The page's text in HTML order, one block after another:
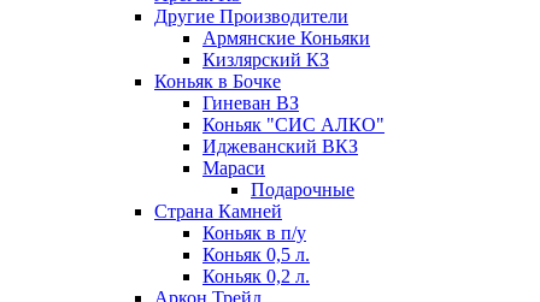
Другие Производители
Армянские Коньяки
Кизлярский КЗ
Коньяк в Бочке
Гиневан ВЗ
Коньяк "СИС АЛКО"
Иджеванский ВКЗ
Мараси
Подарочные
Страна Камней
Коньяк в п/у
Коньяк 0,5 л.
Коньяк 0,2 л.
Аркон Трейд